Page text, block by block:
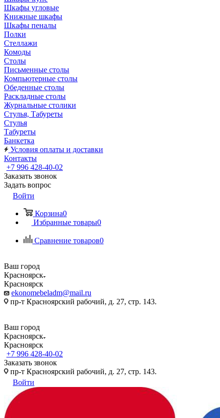
Шкафы угловые
Книжные шкафы
Шкафы пеналы
Полки
Стеллажи
Комоды
Столы
Письменные столы
Компьютерные столы
Обеденные столы
Раскладные столы
Журнальные столики
Стулья, Табуреты
Стулья
Табуреты
Банкетка
Условия оплаты и доставки
Контакты
+7 996 428-40-02
Заказать звонок
Задать вопрос
Войти
Корзина0
Избранные товары0
Сравнение товаров0
Ваш город
Красноярск
Красноярск
ekonomebeladm@mail.ru
пр-т Красноярский рабочий, д. 27, стр. 143.
Ваш город
Красноярск
Красноярск
+7 996 428-40-02
Заказать звонок
пр-т Красноярский рабочий, д. 27, стр. 143.
Войти